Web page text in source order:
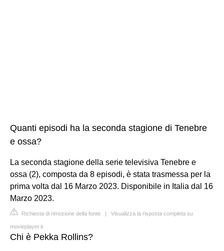
Quanti episodi ha la seconda stagione di Tenebre
e ossa?
La seconda stagione della serie televisiva Tenebre e
ossa (2), composta da 8 episodi, è stata trasmessa per la
prima volta dal 16 Marzo 2023. Disponibile in Italia dal 16
Marzo 2023.
Richiesta di rimozione della fonte | Visualizza la risposta completa su
movieplayer.it
Chi è Pekka Rollins?